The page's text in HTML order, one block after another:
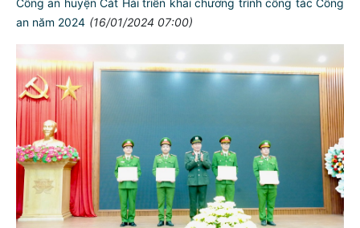
an năm 2024 (16/01/2024 07:00)